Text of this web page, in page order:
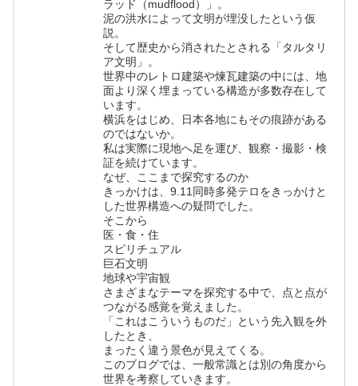
ラッド（mudflood）」。
泥の洪水によって文明が埋没したという仮
説。
そして歴史から消されたとされる「タルタリ
ア文明」。
世界中のレトロ建築や煉瓦建築の中には、地
面より深く埋まっている構造が多数存在して
います。
横浜をはじめ、日本各地にもその痕跡がある
のではないか。
私は実際に現地へ足を運び、観察・撮影・検
証を続けています。
なぜ、ここまで探究するのか
きっかけは、9.11同時多発テロをきっかけと
した世界構造への疑問でした。
そこから
医・食・住
スピリチュアル
巨石文明
地球や宇宙観
さまざまなテーマを探究する中で、点と点が
つながる感覚を覚えました。
「これはこういうものだ」という先入観を外
したとき、
まったく違う景色が見えてくる。
このブログでは、一般常識とは別の角度から
世界を考察していきます。